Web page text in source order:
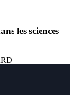
les sciences